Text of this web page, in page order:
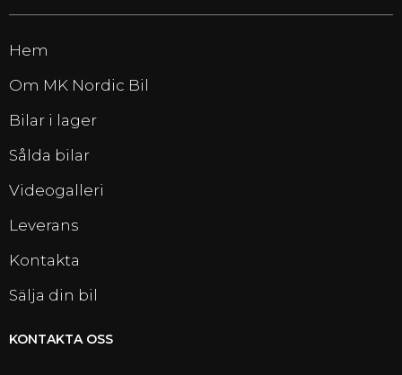
Hem
Om MK Nordic Bil
Bilar i lager
Sålda bilar
Videogalleri
Leverans
Kontakta
Sälja din bil
KONTAKTA OSS